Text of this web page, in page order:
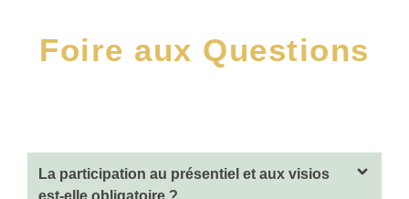
Foire aux Questions
La participation au présentiel et aux visios